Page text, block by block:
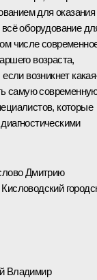
для оказания
оборудование
числе
возраста,
возникнет
самую
которые
Дмитрию
Владимир